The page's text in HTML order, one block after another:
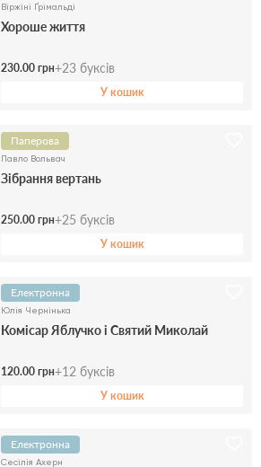
Віржіні Ґрімальді
Хороше життя
230.00 грн+23 буксів
У кошик
Паперова
Павло Вольвач
Зібрання вертань
250.00 грн+25 буксів
У кошик
Електронна
Юлія Чернінька
Комісар Яблучко і Святий Миколай
120.00 грн+12 буксів
У кошик
Електронна
Сесілія Ахерн